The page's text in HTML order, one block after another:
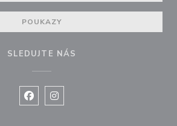
POUKAZY
SLEDUJTE NÁS
Facebook ((otevře se v novém
Instagram ((otevře se v